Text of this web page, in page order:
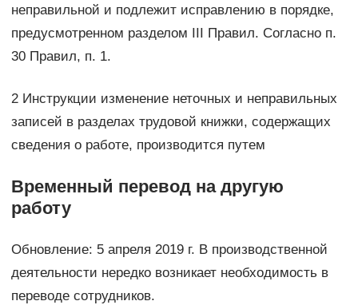
неправильной и подлежит исправлению в порядке,
предусмотренном разделом III Правил. Согласно п.
30 Правил, п. 1.
2 Инструкции изменение неточных и неправильных
записей в разделах трудовой книжки, содержащих
сведения о работе, производится путем
Временный перевод на другую
работу
Обновление: 5 апреля 2019 г. В производственной
деятельности нередко возникает необходимость в
переводе сотрудников.